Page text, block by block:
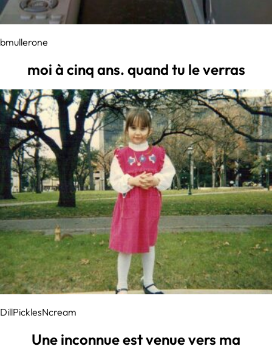
bmullerone
moi à cinq ans. quand tu le verras
DillPicklesNcream
Une inconnue est venue vers ma